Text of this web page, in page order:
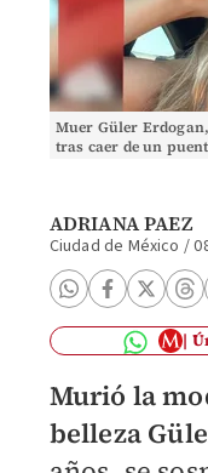
Muer Güler
tras caer de un
ADRIANA PAEZ
Ciudad de México /
Murió la
belleza